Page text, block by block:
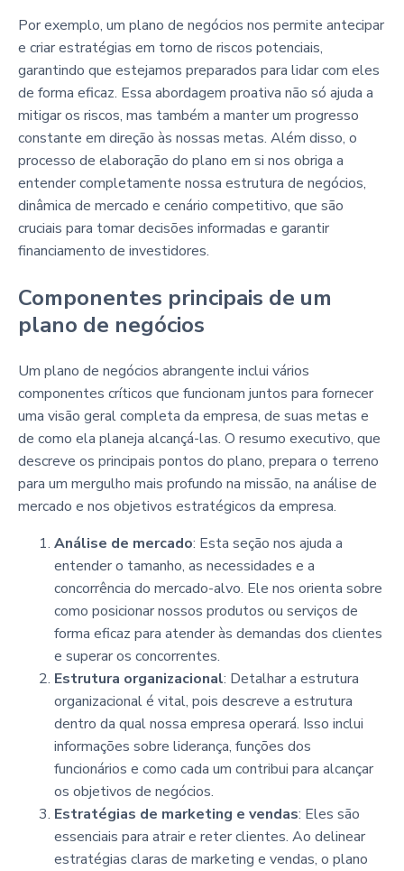
Por exemplo, um plano de negócios nos permite antecipar
e criar estratégias em torno de riscos potenciais,
garantindo que estejamos preparados para lidar com eles
de forma eficaz. Essa abordagem proativa não só ajuda a
mitigar os riscos, mas também a manter um progresso
constante em direção às nossas metas. Além disso, o
processo de elaboração do plano em si nos obriga a
entender completamente nossa estrutura de negócios,
dinâmica de mercado e cenário competitivo, que são
cruciais para tomar decisões informadas e garantir
financiamento de investidores.
Componentes principais de um
plano de negócios
Um plano de negócios abrangente inclui vários
componentes críticos que funcionam juntos para fornecer
uma visão geral completa da empresa, de suas metas e
de como ela planeja alcançá-las. O resumo executivo, que
descreve os principais pontos do plano, prepara o terreno
para um mergulho mais profundo na missão, na análise de
mercado e nos objetivos estratégicos da empresa.
Análise de mercado: Esta seção nos ajuda a
entender o tamanho, as necessidades e a
concorrência do mercado-alvo. Ele nos orienta sobre
como posicionar nossos produtos ou serviços de
forma eficaz para atender às demandas dos clientes
e superar os concorrentes.
Estrutura organizacional: Detalhar a estrutura
organizacional é vital, pois descreve a estrutura
dentro da qual nossa empresa operará. Isso inclui
informações sobre liderança, funções dos
funcionários e como cada um contribui para alcançar
os objetivos de negócios.
Estratégias de marketing e vendas: Eles são
essenciais para atrair e reter clientes. Ao delinear
estratégias claras de marketing e vendas, o plano